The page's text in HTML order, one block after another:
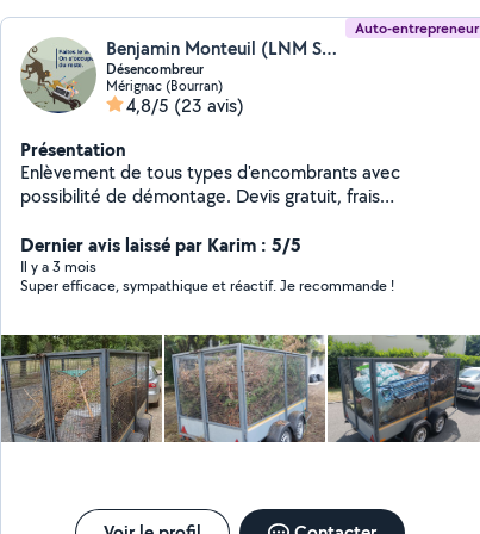
Auto-entrepreneur
Benjamin Monteuil (LNM Services)
Désencombreur
Mérignac (Bourran)
4,8/5 (23 avis)
Présentation
Enlèvement de tous types d'encombrants avec
possibilité de démontage. Devis gratuit, frais
situation géographique du chantier.
Dernier avis laissé par Karim : 5/5
Il y a 3 mois
Super efficace, sympathique et réactif. Je recommande !